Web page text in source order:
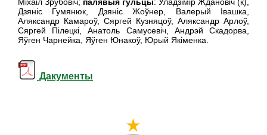
Дзяніс Гумянюк, Дзяніс Жоўнер, Валерый Івашка,
Аляксандр Камароў, Сяргей Кузняцоў, Аляксандр Арлоў,
Сяргей Пілецкі, Анатоль Самусевіч, Андрэй Скадорва,
Яўген Чарнейка, Яўген Юнакоў, Юрый Якіменка.
Дакументы